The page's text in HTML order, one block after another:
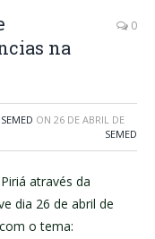
na
0
ON 26 DE ABRIL DE
SEMED
através da
dia 26 de abril de
o tema: